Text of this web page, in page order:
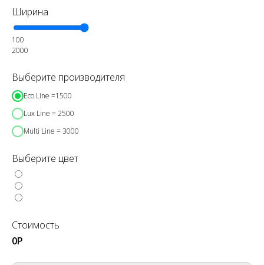
Ширина
100
2000
Выберите производителя
Eco Line =1500
Lux Line = 2500
Multi Line = 3000
Выберите цвет
Стоимость
0Р